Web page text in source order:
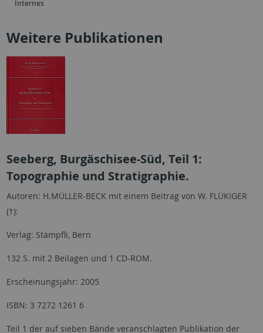
Internes
Weitere Publikationen
Seeberg, Burgäschisee-Süd, Teil 1:
Topographie und Stratigraphie.
Autoren: H.MÜLLER-BECK mit einem Beitrag von W. FLÜKIGER
(†):
Verlag: Stämpfli, Bern
132 S. mit 2 Beilagen und 1 CD-ROM.
Erscheinungsjahr: 2005
ISBN: 3 7272 1261 6
Teil 1 der auf sieben Bände veranschlagten Publikation der